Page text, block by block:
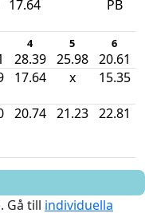
17.64 PB
4 5 6
28.39 25.98
20.61
17.64 x 15.35
20.74 21.23 22.81
Gå till individuella